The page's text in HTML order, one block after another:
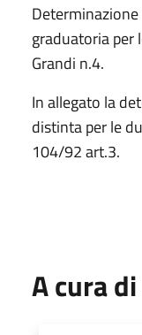
graduatoria per
Grandi n.4.
In allegato la
distinta per le
104/92 art.3.
A cura di